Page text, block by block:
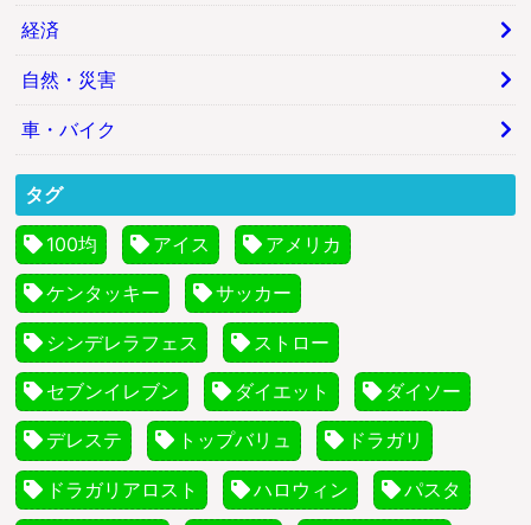
経済
自然・災害
車・バイク
タグ
100均 アイス アメリカ
ケンタッキー サッカー
シンデレラフェス ストロー
セブンイレブン ダイエット ダイソー
デレステ トップバリュ ドラガリ
ドラガリアロスト ハロウィン パスタ